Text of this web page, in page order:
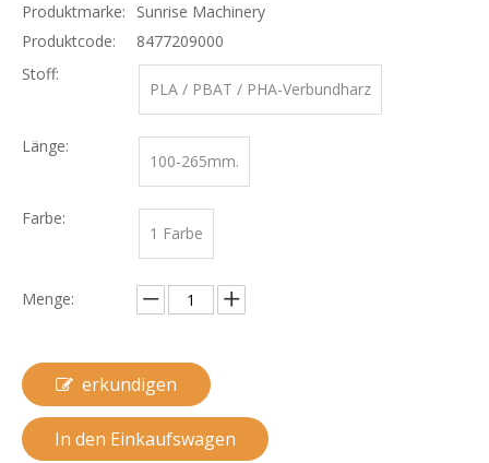
Produktmarke:
Sunrise Machinery
Produktcode:
8477209000
Stoff:
PLA / PBAT / PHA-Verbundharz
Länge:
100-265mm.
Farbe:
1 Farbe
Menge:
erkundigen
In den Einkaufswagen